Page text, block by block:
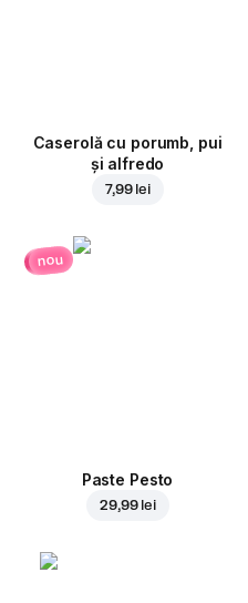
Caserolă cu porumb, pui
și alfredo
7,99 lei
nou
Paste Pesto
29,99 lei